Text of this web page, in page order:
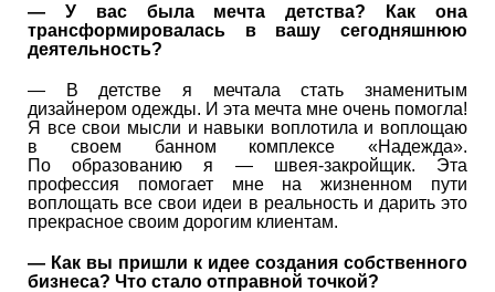
— У вас была мечта детства? Как она
трансформировалась в вашу сегодняшнюю
деятельность?
— В детстве я мечтала стать знаменитым
дизайнером одежды. И эта мечта мне очень помогла!
Я все свои мысли и навыки воплотила и воплощаю
в своем банном комплексе «Надежда».
По образованию я — швея-закройщик. Эта
профессия помогает мне на жизненном пути
воплощать все свои идеи в реальность и дарить это
прекрасное своим дорогим клиентам.
— Как вы пришли к идее создания собственного
бизнеса? Что стало отправной точкой?